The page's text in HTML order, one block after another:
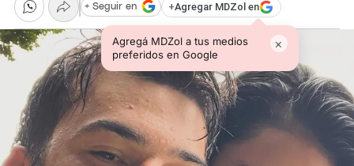
+Agregar MDZol en
Agregá MDZol a tus medios
preferidos en Google
×
+ Seguir en